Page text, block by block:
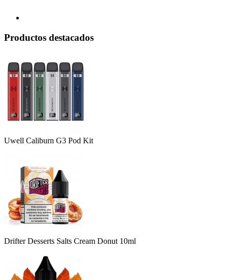
Productos destacados
Uwell Caliburn G3 Pod Kit
Drifter Desserts Salts Cream Donut 10ml